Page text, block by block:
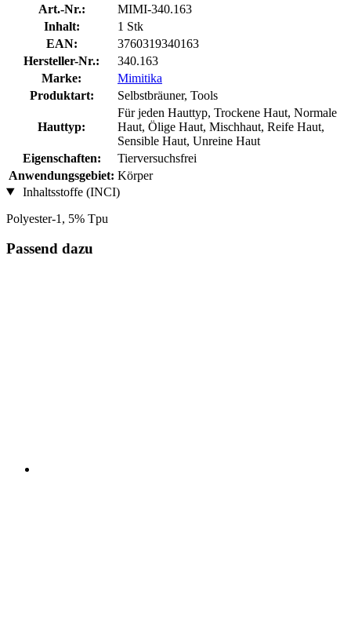
Art.-Nr.:
MIMI-340.163
Inhalt:
1 Stk
EAN:
3760319340163
Hersteller-Nr.:
340.163
Marke:
Mimitika
Produktart:
Selbstbräuner, Tools
Hauttyp:
Für jeden Hauttyp, Trockene Haut, Normale
Haut, Ölige Haut, Mischhaut, Reife Haut,
Sensible Haut, Unreine Haut
Eigenschaften:
Tierversuchsfrei
Anwendungsgebiet: Körper
Inhaltsstoffe (INCI)
Polyester-1, 5% Tpu
Passend dazu